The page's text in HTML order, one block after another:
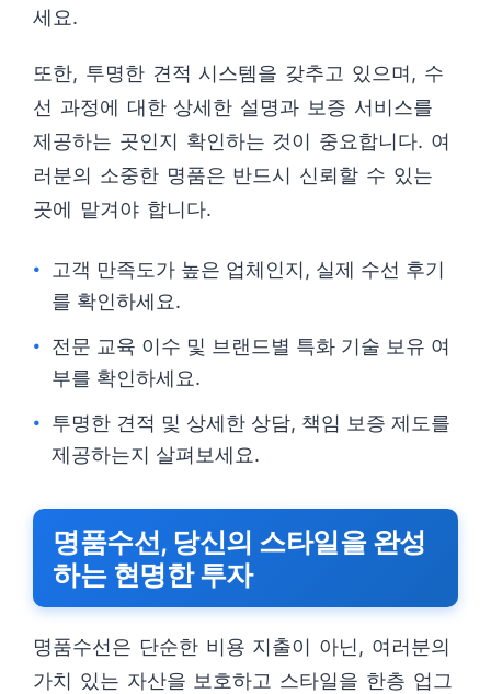
세요.
또한, 투명한 견적 시스템을 갖추고 있으며, 수
선 과정에 대한 상세한 설명과 보증 서비스를
제공하는 곳인지 확인하는 것이 중요합니다. 여
러분의 소중한 명품은 반드시 신뢰할 수 있는
곳에 맡겨야 합니다.
고객 만족도가 높은 업체인지, 실제 수선 후기
를 확인하세요.
전문 교육 이수 및 브랜드별 특화 기술 보유 여
부를 확인하세요.
투명한 견적 및 상세한 상담, 책임 보증 제도를
제공하는지 살펴보세요.
명품수선, 당신의 스타일을 완성
하는 현명한 투자
명품수선은 단순한 비용 지출이 아닌, 여러분의
가치 있는 자산을 보호하고 스타일을 한층 업그